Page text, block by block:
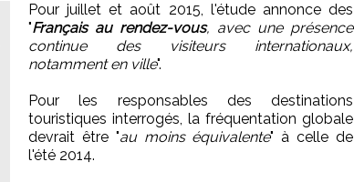
Pour juillet et août 2015, l'étude annonce des
"Français au rendez-vous, avec une présence
continue des visiteurs internationaux,
notamment en ville".
Pour les responsables des destinations
touristiques interrogés, la fréquentation globale
devrait être "au moins équivalente" à celle de
l'été 2014.